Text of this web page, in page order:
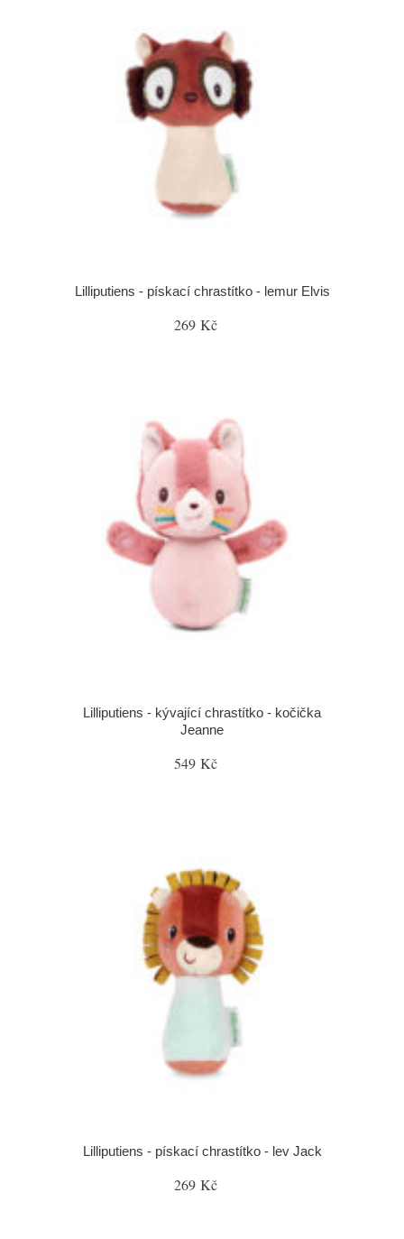
Lilliputiens - pískací chrastítko - lemur Elvis
269 Kč
Lilliputiens - kývající chrastítko - kočička
Jeanne
549 Kč
Lilliputiens - pískací chrastítko - lev Jack
269 Kč